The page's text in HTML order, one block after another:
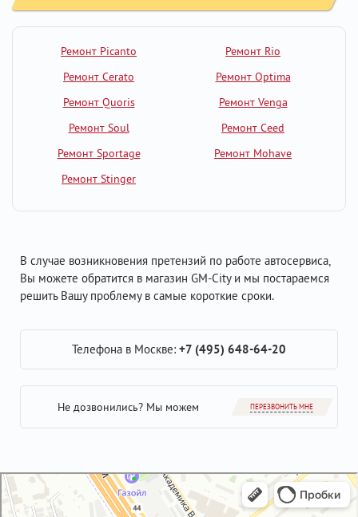
Ремонт Picanto
Ремонт Rio
Ремонт Cerato
Ремонт Optima
Ремонт Quoris
Ремонт Venga
Ремонт Soul
Ремонт Ceed
Ремонт Sportage
Ремонт Mohave
Ремонт Stinger
В случае возникновения претензий по работе автосервиса,
Вы можете обратится в магазин GM-City и мы постараемся
решить Вашу проблему в самые короткие сроки.
Телефона в Москве: +7 (495) 648-64-20
Не дозвонились? Мы можем ПЕРЕЗВОНИТЬ МНЕ
GM-City&VAG-Repair
Автосервис, автотехцентр в Москве
Магазин автозапчастей и автотоваров в Москве